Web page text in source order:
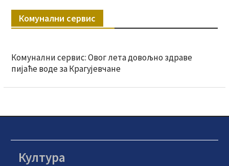
Комунални сервис
Комунални сервис: Овог лета довољно здраве
пијаће воде за Крагујевчане
Култура